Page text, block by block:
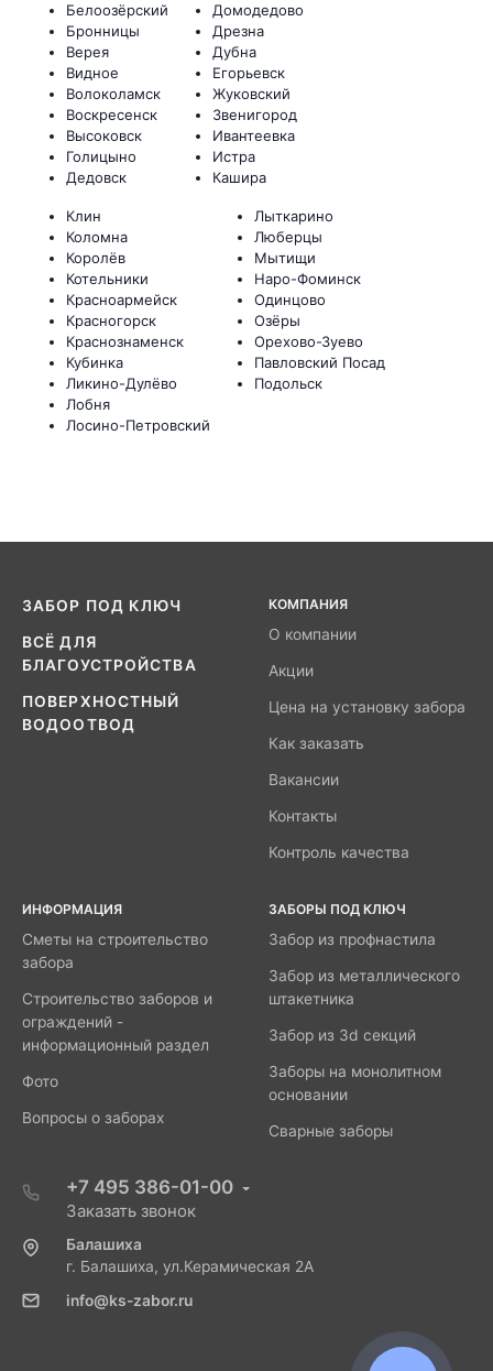
Белоозёрский
Бронницы
Верея
Видное
Волоколамск
Воскресенск
Высоковск
Голицыно
Дедовск
Домодедово
Дрезна
Дубна
Егорьевск
Жуковский
Звенигород
Ивантеевка
Истра
Кашира
Клин
Коломна
Королёв
Котельники
Красноармейск
Красногорск
Краснознаменск
Кубинка
Ликино-Дулёво
Лобня
Лосино-Петровский
Лыткарино
Люберцы
Мытищи
Наро-Фоминск
Одинцово
Озёры
Орехово-Зуево
Павловский Посад
Подольск
ЗАБОР ПОД КЛЮЧ
ВСЁ ДЛЯ
БЛАГОУСТРОЙСТВА
ПОВЕРХНОСТНЫЙ
ВОДООТВОД
КОМПАНИЯ
О компании
Акции
Цена на установку забора
Как заказать
Вакансии
Контакты
Контроль качества
ИНФОРМАЦИЯ
Сметы на строительство
забора
Строительство заборов и
ограждений -
информационный раздел
Фото
Вопросы о заборах
ЗАБОРЫ ПОД КЛЮЧ
Забор из профнастила
Забор из металлического
штакетника
Забор из 3d секций
Заборы на монолитном
основании
Сварные заборы
+7 495 386-01-00
Заказать звонок
Балашиха
г. Балашиха, ул.Керамическая 2А
info@ks-zabor.ru